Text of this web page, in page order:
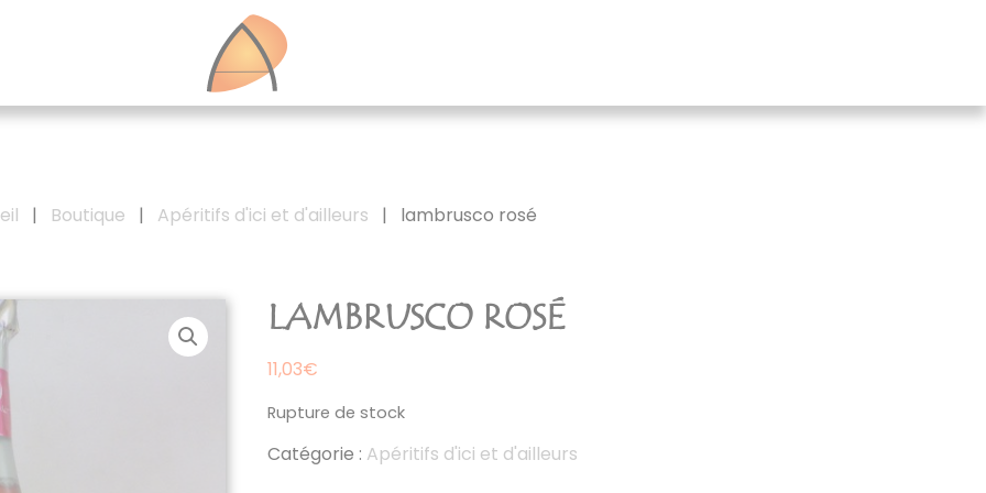
| Boutique | Apéritifs d'ici et d'ailleurs | lambrusco rosé
LAMBRUSCO ROSÉ
11,03€
Rupture de stock
Catégorie : Apéritifs d'ici et d'ailleurs